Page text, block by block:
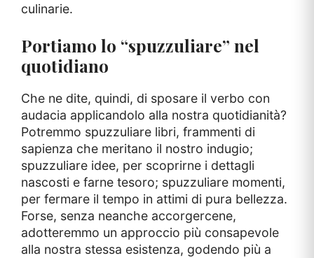
culinarie.
Portiamo lo “spuzzuliare” nel
quotidiano
Che ne dite, quindi, di sposare il verbo con
audacia applicandolo alla nostra quotidianità?
Potremmo spuzzuliare libri, frammenti di
sapienza che meritano il nostro indugio;
spuzzuliare idee, per scoprirne i dettagli
nascosti e farne tesoro; spuzzuliare momenti,
per fermare il tempo in attimi di pura bellezza.
Forse, senza neanche accorgercene,
adotteremmo un approccio più consapevole
alla nostra stessa esistenza, godendo più a